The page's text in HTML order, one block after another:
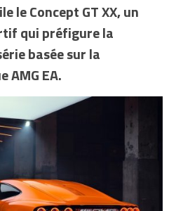
le Concept GT XX, un
qui préfigure la
basée sur la
EA.